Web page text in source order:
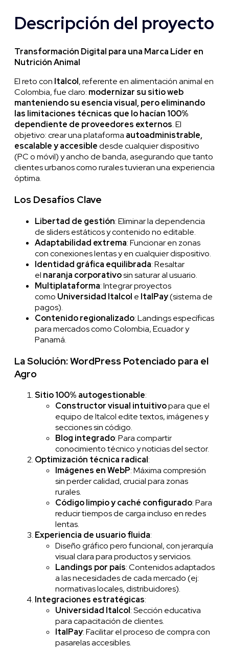
Descripción del proyecto
Transformación Digital para una Marca Líder en
Nutrición Animal
El reto con Italcol, referente en alimentación animal en
Colombia, fue claro: modernizar su sitio web
manteniendo su esencia visual, pero eliminando
las limitaciones técnicas que lo hacían 100%
dependiente de proveedores externos. El
objetivo: crear una plataforma autoadministrable,
escalable y accesibledesde cualquier dispositivo
(PC o móvil) y ancho de banda, asegurando que tanto
clientes urbanos como rurales tuvieran una experiencia
óptima.
Los Desafíos Clave
Libertad de gestión: Eliminar la dependencia
de sliders estáticos y contenido no editable.
Adaptabilidad extrema: Funcionar en zonas
con conexiones lentas y en cualquier dispositivo.
Identidad gráfica equilibrada: Resaltar
el naranja corporativosin saturar al usuario.
Multiplataforma: Integrar proyectos
como Universidad Italcol e ItalPay(sistema de
pagos).
Contenido regionalizado: Landings específicas
para mercados como Colombia, Ecuador y
Panamá.
La Solución: WordPress Potenciado para el
Agro
Sitio 100% autogestionable:
Constructor visual intuitivopara que el
equipo de Italcol edite textos, imágenes y
secciones sin código.
Blog integrado: Para compartir
conocimiento técnico y noticias del sector.
Optimización técnica radical:
Imágenes en WebP: Máxima compresión
sin perder calidad, crucial para zonas
rurales.
Código limpio y caché configurado: Para
reducir tiempos de carga incluso en redes
lentas.
Experiencia de usuario fluida:
Diseño gráfico pero funcional, con jerarquía
visual clara para productos y servicios.
Landings por país: Contenidos adaptados
a las necesidades de cada mercado (ej:
normativas locales, distribuidores).
Integraciones estratégicas:
Universidad Italcol: Sección educativa
para capacitación de clientes.
ItalPay: Facilitar el proceso de compra con
pasarelas accesibles.